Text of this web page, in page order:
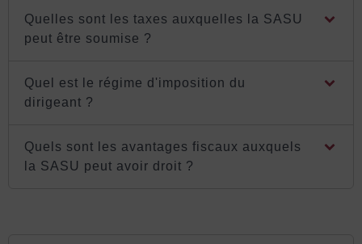
Quelles sont les taxes auxquelles la SASU
peut être soumise ?
Quel est le régime d'imposition du
dirigeant ?
Quels sont les avantages fiscaux auxquels
la SASU peut avoir droit ?